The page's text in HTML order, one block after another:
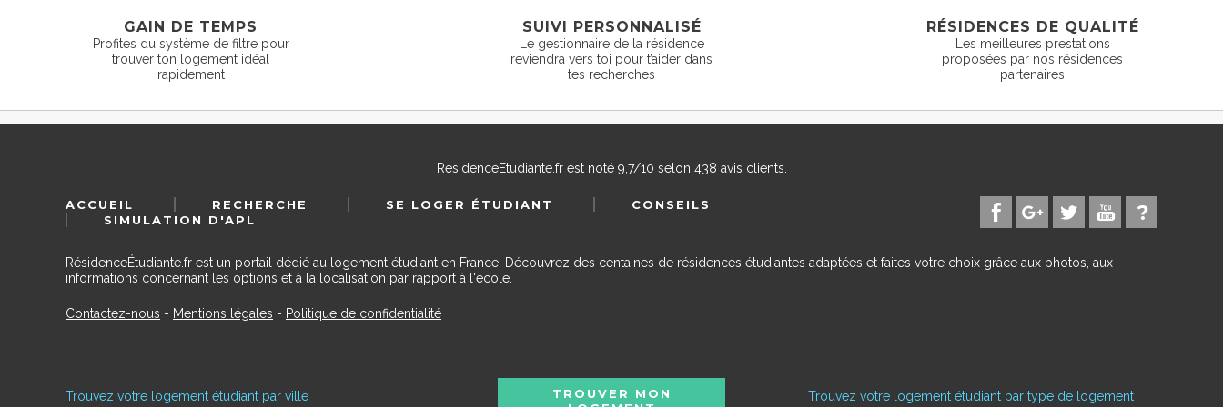
GAIN DE TEMPS
Profites du système de filtre pour
trouver ton logement idéal
rapidement
SUIVI PERSONNALISÉ
Le gestionnaire de la résidence
reviendra vers toi pour t’aider dans
tes recherches
RÉSIDENCES DE QUALITÉ
Les meilleures prestations
proposées par nos résidences
partenaires
ResidenceEtudiante.frest noté 9,7/10 selon 438 avis clients.
ACCUEIL RECHERCHE SE LOGER ÉTUDIANT
CONSEILS
SIMULATION D'APL
RésidenceÉtudiante.fr est un portail dédié au logement étudiant en France. Découvrez des centaines de résidences étudiantes adaptées et faites votre choix grâce aux photos, aux
informations concernant les options et à la localisation par rapport à l'école.
Contactez-nous - Mentions légales - Politique de confidentialité
Trouvez votre logement étudiant par ville Trouvez votre logement étudiant par type de logement
TROUVER MON